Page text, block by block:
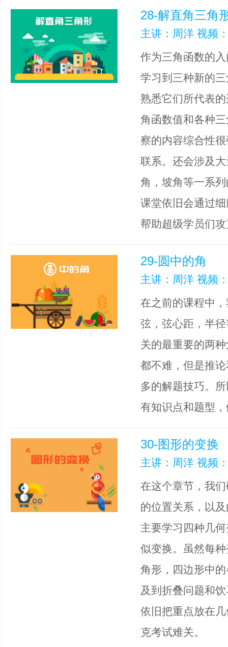
28-解直角三角
主讲：周洋 视频
作为三角函数的
学习到三种新的
熟悉它们所代表
角函数值和各种
察的内容综合性
联系。还会涉及
角，坡角等一系
课堂依旧会通过
帮助超级学员们
29-圆中的角
主讲：周洋 视频
在之前的课程中
弦，弦心距，半
关的最重要的两
都不难，但是推
多的解题技巧。
有知识点和题型
30-图形的变换
主讲：周洋 视频
在这个章节，我
的位置关系，以
主要学习四种几
似变换。虽然每
角形，四边形中
及到折叠问题和
依旧把重点放在
克考试难关。